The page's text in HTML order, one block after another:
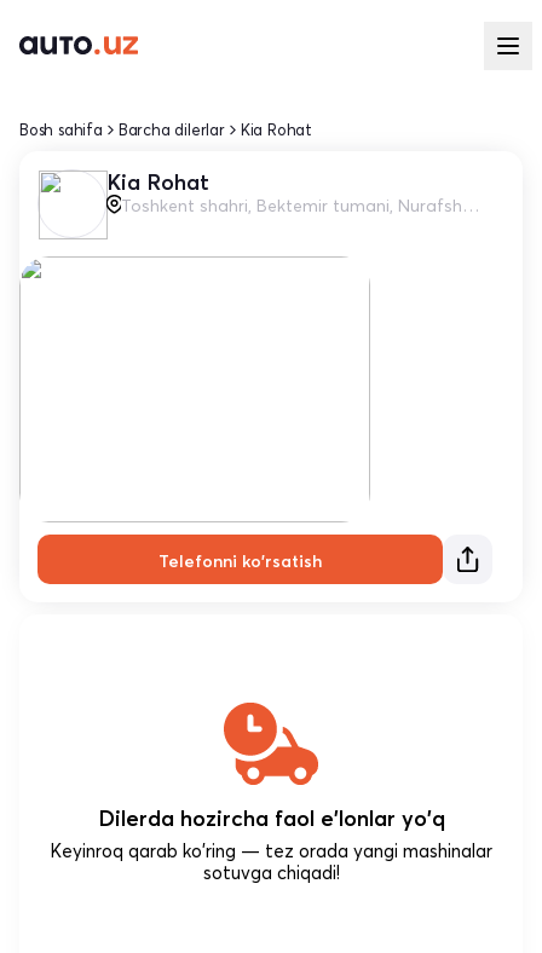
Bosh sahifa Barcha dilerlar Kia Rohat
Kia Rohat
Toshkent shahri, Bektemir tumani, Nurafshon MFY/Toshkent Xalqa avtomobil yo’li
Telefonni ko'rsatish
Dilerda hozircha faol e'lonlar yo'q
Keyinroq qarab ko'ring — tez orada yangi mashinalar
sotuvga chiqadi!